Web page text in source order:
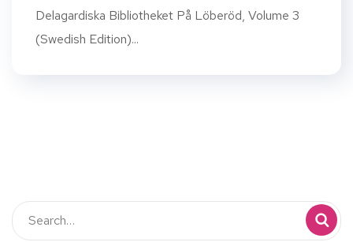
Delagardiska Bibliotheket På Löberöd, Volume 3
(Swedish Edition)...